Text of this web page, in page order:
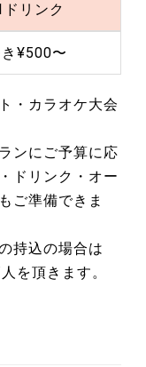
ドリンク
¥500〜
・カラオケ大会
ンにご予算に応
ドリンク・オー
ご準備できま
持込の場合は
を頂きます。